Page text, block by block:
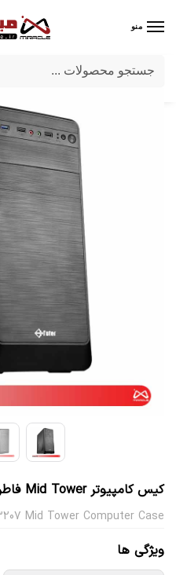
منو
میراکل/کامپیوتر/قطعات اصلی
کیس کامپیوتر Mid Tower فاطر مدل Fater F-3207
Mid Tower Computer Case
ویژگی ها